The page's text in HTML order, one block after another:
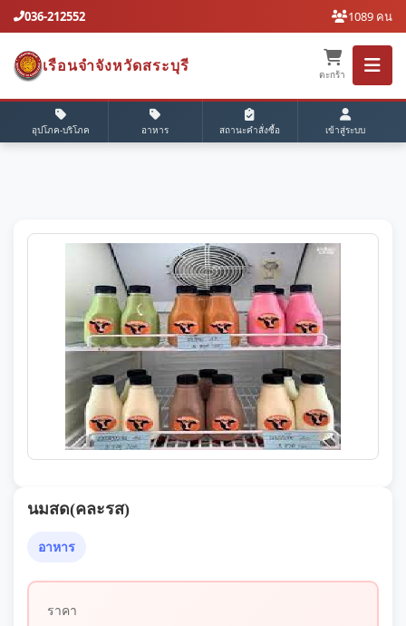
036-212552 1089 คน
เรือนจำจังหวัดสระบุรี
ตะกร้า
อุปโภค-บริโภค อาหาร สถานะคำสั่งซื้อ เข้าสู่ระบบ
นมสด(คละรส)
อาหาร
ราคา